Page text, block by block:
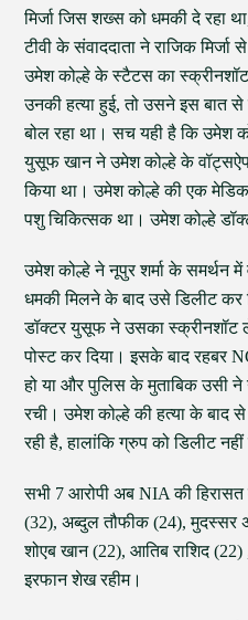
मिर्जा जिस शख्स को धमकी दे रहा
टीवी के संवाददाता ने राजिक
उमेश कोल्हे के स्टैटस का स्क्रीनशॉट
उनकी हत्या हुई, तो उसने इस बात
बोल रहा था। सच यही है कि उमेश
युसूफ खान ने उमेश कोल्हे के
किया था। उमेश कोल्हे की एक
पशु चिकित्सक था। उमेश कोल्हे
उमेश कोल्हे ने नूपुर शर्मा के समर्थन
धमकी मिलने के बाद उसे डिलीट कर
डॉक्टर युसूफ ने उसका स्क्रीनशॉट
पोस्ट कर दिया। इसके बाद रहबर
हो या और पुलिस के मुताबिक उसी ने
रची। उमेश कोल्हे की हत्या के बाद से
रही है, हालांकि ग्रुप को डिलीट नहीं
सभी 7 आरोपी अब NIA की
(32), अब्दुल तौफीक (24), मुदस्सर
शोएब खान (22), आतिब राशिद
इरफान शेख रहीम।